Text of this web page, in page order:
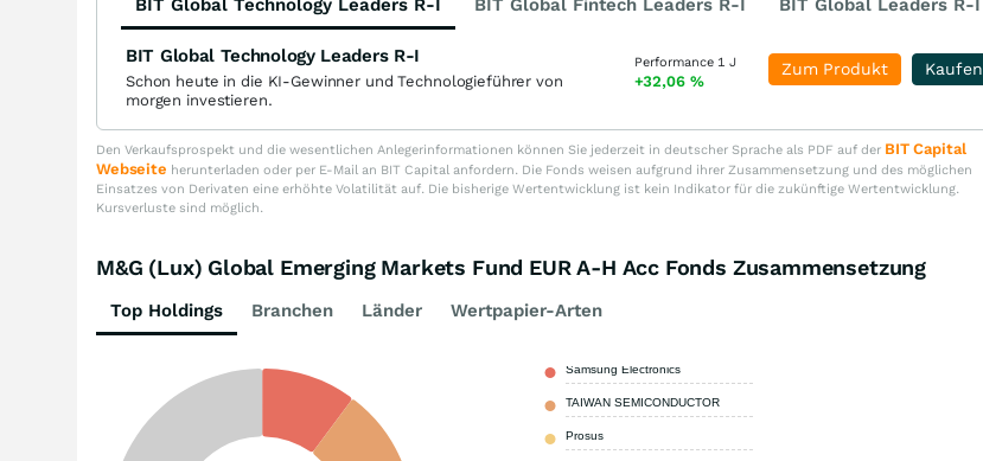
BIT Global Technology Leaders R-I BIT Global Fintech Leaders R-I BIT Global Leaders R-I
BIT Global Technology Leaders R-I
Schon heute in die KI-Gewinner und Technologieführer von
morgen investieren.
Performance 1 J
+32,06 %
Kaufen
Zum Produkt
Den Verkaufsprospekt und die wesentlichen Anlegerinformationen können Sie jederzeit in deutscher Sprache als PDF auf der BIT Capital
Webseite herunterladen oder per E-Mail an BIT Capital anfordern. Die Fonds weisen aufgrund ihrer Zusammensetzung und des möglichen
Einsatzes von Derivaten eine erhöhte Volatilität auf. Die bisherige Wertentwicklung ist kein Indikator für die zukünftige Wertentwicklung.
Kursverluste sind möglich.
M&G (Lux) Global Emerging Markets Fund EUR A-H Acc Fonds Zusammensetzung
Top Holdings Branchen Länder Wertpapier-Arten
Samsung Electronics
TAIWAN SEMICONDUCTOR
Prosus